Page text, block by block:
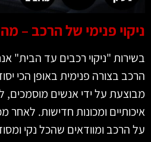
פנימי של הרכב – מה
"ניקוי רכבים עד הבית" אנחנו
בצורה פנימית באופן הכי יסודי
על ידי אנשים מוסמכים, ללא
ומכונות חדישות. לאחר מכן,
ומוודאים שהכל נקי